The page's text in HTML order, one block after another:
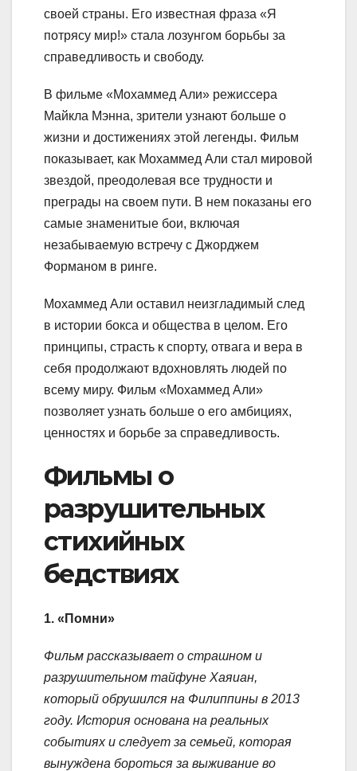
своей страны. Его известная фраза «Я
потрясу мир!» стала лозунгом борьбы за
справедливость и свободу.
В фильме «Мохаммед Али» режиссера
Майкла Мэнна, зрители узнают больше о
жизни и достижениях этой легенды. Фильм
показывает, как Мохаммед Али стал мировой
звездой, преодолевая все трудности и
преграды на своем пути. В нем показаны его
самые знаменитые бои, включая
незабываемую встречу с Джорджем
Форманом в ринге.
Мохаммед Али оставил неизгладимый след
в истории бокса и общества в целом. Его
принципы, страсть к спорту, отвага и вера в
себя продолжают вдохновлять людей по
всему миру. Фильм «Мохаммед Али»
позволяет узнать больше о его амбициях,
ценностях и борьбе за справедливость.
Фильмы о
разрушительных
стихийных
бедствиях
1. «Помни»
Фильм рассказывает о страшном и
разрушительном тайфуне Хаяиан,
который обрушился на Филиппины в 2013
году. История основана на реальных
событиях и следует за семьей, которая
вынуждена бороться за выживание во